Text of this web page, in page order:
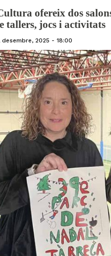
ofereix dos
tallers, jocs i activitats
desembre, 2025 - 18:00